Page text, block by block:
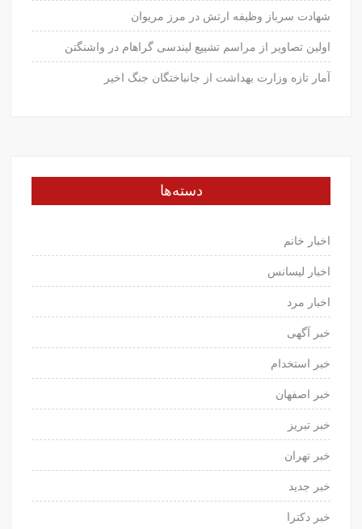
شهادت سرباز وظیفه ارتش در مرز مریوان
اولین تصاویر از مراسم تشییع لیندسی گراهام در واشنگتن
آمار تازه وزارت بهداشت از جانباختگان جنگ اخیر
دسته‌ها
اخبار خانم
اخبار لیسانس
اخبار مرد
خبر آگهی
خبر استخدام
خبر اصفهان
خبر تبریز
خبر تهران
خبر جدید
خبر دکترا